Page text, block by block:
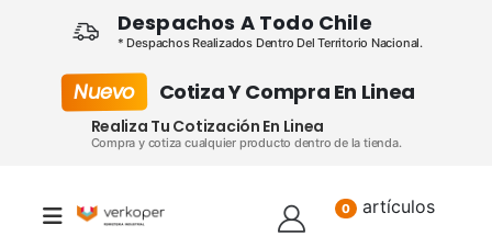
Despachos A Todo Chile
* Despachos Realizados Dentro Del Territorio Nacional.
Nuevo Cotiza Y Compra En Linea
Realiza Tu Cotización En Linea
Compra y cotiza cualquier producto dentro de la tienda.
0 artículos